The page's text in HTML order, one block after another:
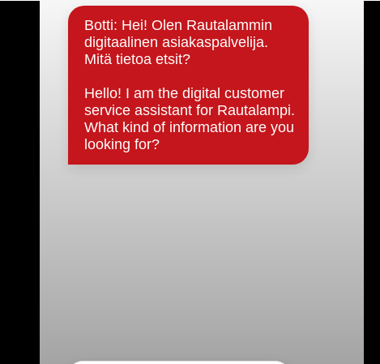
Päätöksenteko ja lähidemokratia
Päätökset, esityslistat & pöytäkirjat
Hallinto
Kunnanhallitus
Kunnanvaltuusto